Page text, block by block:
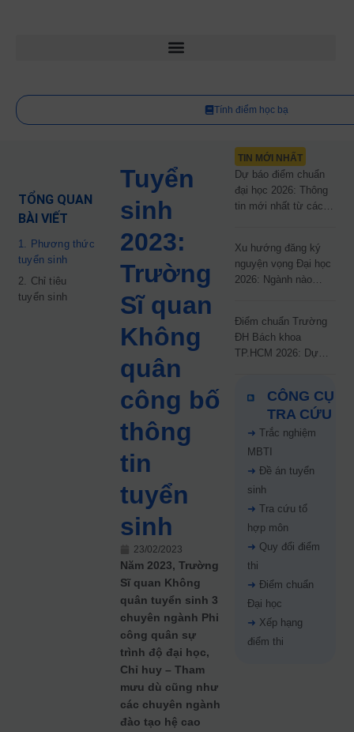
Tính điểm học bạ
TỔNG QUAN
BÀI VIẾT
1. Phương thức
tuyển sinh
2. Chỉ tiêu
tuyển sinh
Tuyển
sinh
2023:
Trường
Sĩ quan
Không
quân
công bố
thông
tin
tuyển
sinh
23/02/2023
Năm 2023, Trường
Sĩ quan Không
quân tuyển sinh 3
chuyên ngành Phi
công quân sự
trình độ đại học,
Chỉ huy – Tham
mưu dù cũng như
các chuyên ngành
đào tạo hệ cao
TIN MỚI NHẤT
Dự báo điểm chuẩn
đại học 2026: Thông
tin mới nhất từ các
Xu hướng đăng ký
nguyện vọng Đại học
2026: Ngành nào
Điểm chuẩn Trường
ĐH Bách khoa
TP.HCM 2026: Dự
67%
CÔNG CỤ
TRA CỨU
➜ Trắc nghiệm
MBTI
➜ Đề án tuyển
sinh
➜ Tra cứu tổ
hợp môn
➜ Quy đổi điểm
thi
➜ Điểm chuẩn
Đại học
➜ Xếp hạng
điểm thi